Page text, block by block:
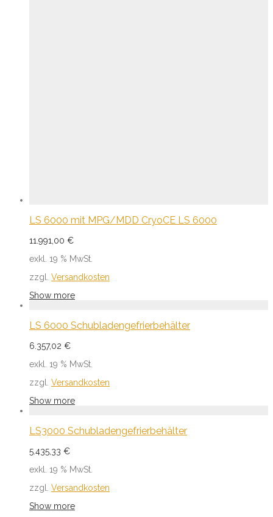
LS 6000 mit MPG/MDD CryoCE LS 6000
11.991,00 €
exkl. 19 % MwSt.
zzgl. Versandkosten
Show more
LS 6000 Schubladengefrierbehälter
6.357,02 €
exkl. 19 % MwSt.
zzgl. Versandkosten
Show more
LS3000 Schubladengefrierbehälter
5.435,33 €
exkl. 19 % MwSt.
zzgl. Versandkosten
Show more